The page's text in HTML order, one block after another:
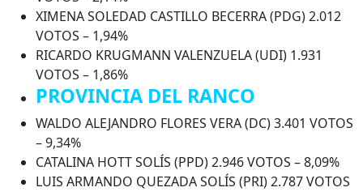
XIMENA SOLEDAD CASTILLO BECERRA (PDG) 2.012
VOTOS – 1,94%
RICARDO KRUGMANN VALENZUELA (UDI) 1.931
VOTOS – 1,86%
PROVINCIA DEL RANCO
WALDO ALEJANDRO FLORES VERA (DC) 3.401 VOTOS
– 9,34%
CATALINA HOTT SOLÍS (PPD) 2.946 VOTOS – 8,09%
LUIS ARMANDO QUEZADA SOLÍS (PRI) 2.787 VOTOS